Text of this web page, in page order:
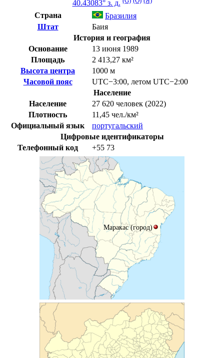
40.43083° з. д.
Страна
Бразилия
Штат
Баия
История и география
Основание
13 июня 1989
Площадь
2 413,27 км²
Высота центра
1000 м
Часовой пояс
UTC−3:00, летом UTC−2:00
Население
Население
27 620 человек (2022)
Плотность
11,45 чел./км²
Официальный язык
португальский
Цифровые идентификаторы
Телефонный код
+55 73
Маракас (город)